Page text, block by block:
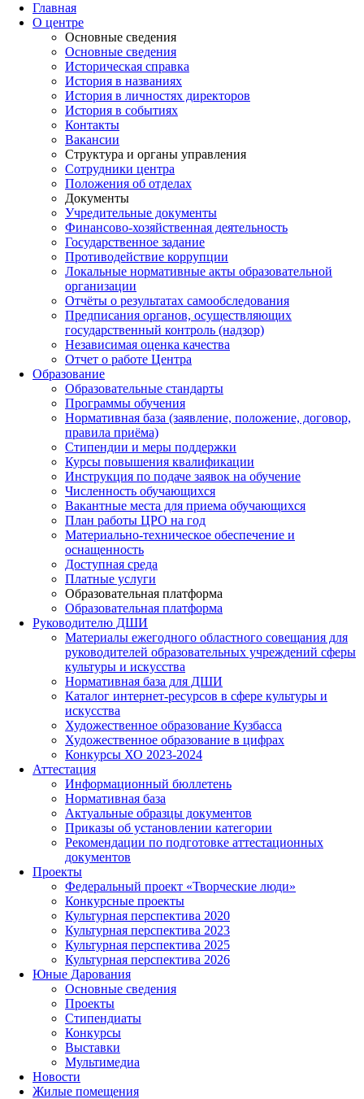
Главная
О центре
Основные сведения
Основные сведения
Историческая справка
История в названиях
История в личностях директоров
История в событиях
Контакты
Вакансии
Структура и органы управления
Сотрудники центра
Положения об отделах
Документы
Учредительные документы
Финансово-хозяйственная деятельность
Государственное задание
Противодействие коррупции
Локальные нормативные акты образовательной
организации
Отчёты о результатах самообследования
Предписания органов, осуществляющих
государственный контроль (надзор)
Независимая оценка качества
Отчет о работе Центра
Образование
Образовательные стандарты
Программы обучения
Нормативная база (заявление, положение, договор,
правила приёма)
Стипендии и меры поддержки
Курсы повышения квалификации
Инструкция по подаче заявок на обучение
Численность обучающихся
Вакантные места для приема обучающихся
План работы ЦРО на год
Материально-техническое обеспечение и
оснащенность
Доступная среда
Платные услуги
Образовательная платформа
Образовательная платформа
Руководителю ДШИ
Материалы ежегодного областного совещания для
руководителей образовательных учреждений сферы
культуры и искусства
Нормативная база для ДШИ
Каталог интернет-ресурсов в сфере культуры и
искусства
Художественное образование Кузбасса
Художественное образование в цифрах
Конкурсы ХО 2023-2024
Аттестация
Информационный бюллетень
Нормативная база
Актуальные образцы документов
Приказы об установлении категории
Рекомендации по подготовке аттестационных
документов
Проекты
Федеральный проект «Творческие люди»
Конкурсные проекты
Культурная перспектива 2020
Культурная перспектива 2023
Культурная перспектива 2025
Культурная перспектива 2026
Юные Дарования
Основные сведения
Проекты
Стипендиаты
Конкурсы
Выставки
Мультимедиа
Новости
Жилые помещения